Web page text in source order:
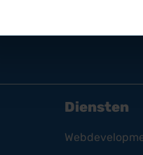
Diensten